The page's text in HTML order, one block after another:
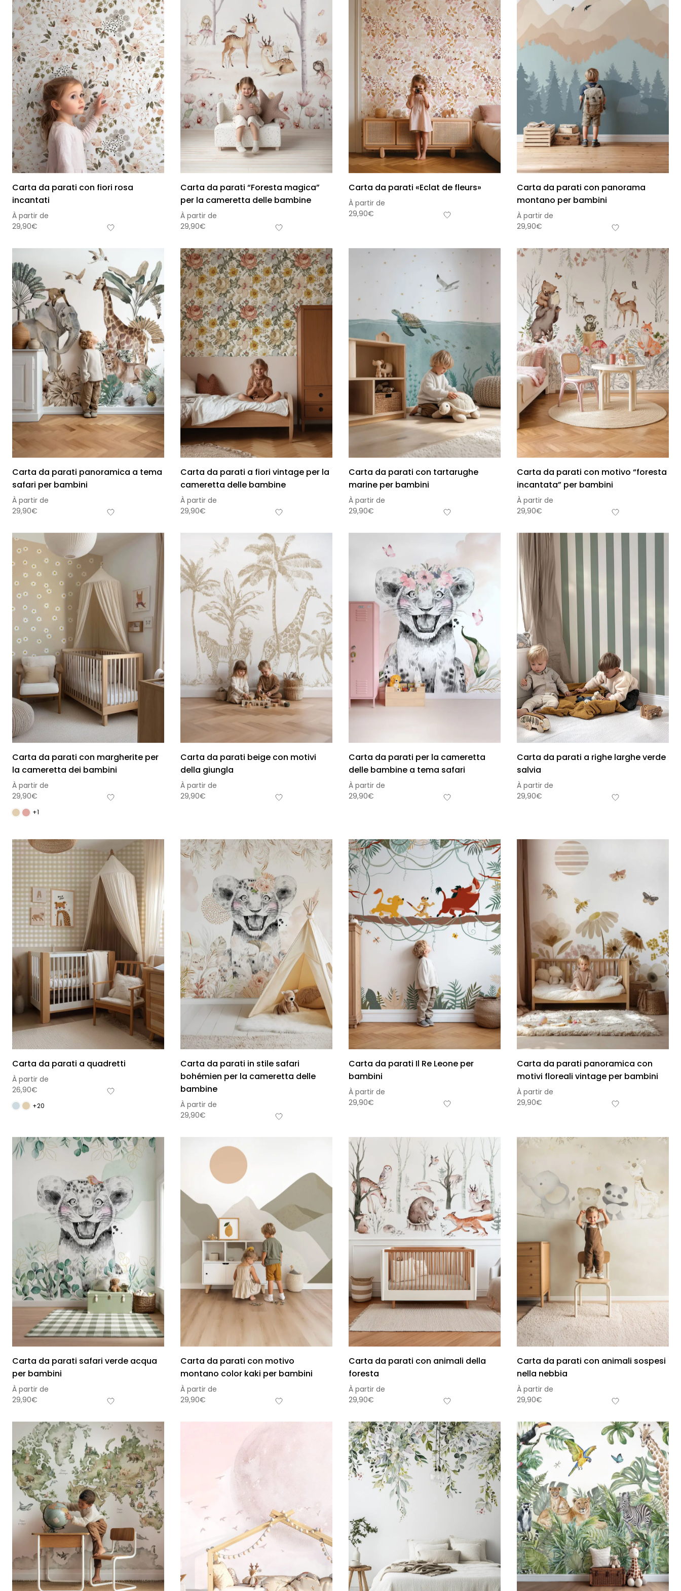
Foglie
Nuvole
Auto
Astronomia
Carta da parati con fiori rosa
incantati
À partir de
29,90€
Carta da parati “Foresta magica”
per la cameretta delle bambine
À partir de
29,90€
Carta da parati «Eclat de fleurs»
À partir de
29,90€
Carta da parati con panorama
montano per bambini
À partir de
29,90€
Carta da parati panoramica a tema
safari per bambini
À partir de
29,90€
Carta da parati a fiori vintage per la
cameretta delle bambine
À partir de
29,90€
Carta da parati con tartarughe
marine per bambini
À partir de
29,90€
Carta da parati con motivo “foresta
incantata” per bambini
À partir de
29,90€
Carta da parati con margherite per
la cameretta dei bambini
À partir de
29,90€
+1
Carta da parati beige con motivi
della giungla
À partir de
29,90€
Carta da parati per la cameretta
delle bambine a tema safari
À partir de
29,90€
Carta da parati a righe larghe verde
salvia
À partir de
29,90€
Carta da parati a quadretti
À partir de
26,90€
+20
Carta da parati in stile safari
bohémien per la cameretta delle
bambine
À partir de
29,90€
Carta da parati Il Re Leone per
bambini
À partir de
29,90€
Carta da parati panoramica con
motivi floreali vintage per bambini
À partir de
29,90€
Carta da parati safari verde acqua
per bambini
À partir de
29,90€
Carta da parati con motivo
montano color kaki per bambini
À partir de
29,90€
Carta da parati con animali della
foresta
À partir de
29,90€
Carta da parati con animali sospesi
nella nebbia
À partir de
29,90€